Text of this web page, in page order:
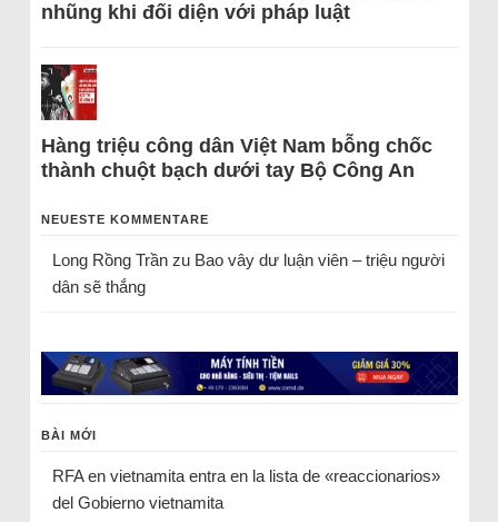
nhũng khi đối diện với pháp luật
Hàng triệu công dân Việt Nam bỗng chốc
thành chuột bạch dưới tay Bộ Công An
NEUESTE KOMMENTARE
Long Rồng Trầnzu Bao vây dư luận viên – triệu người
dân sẽ thắng
BÀI MỚI
RFA en vietnamita entra en la lista de «reaccionarios»
del Gobierno vietnamita